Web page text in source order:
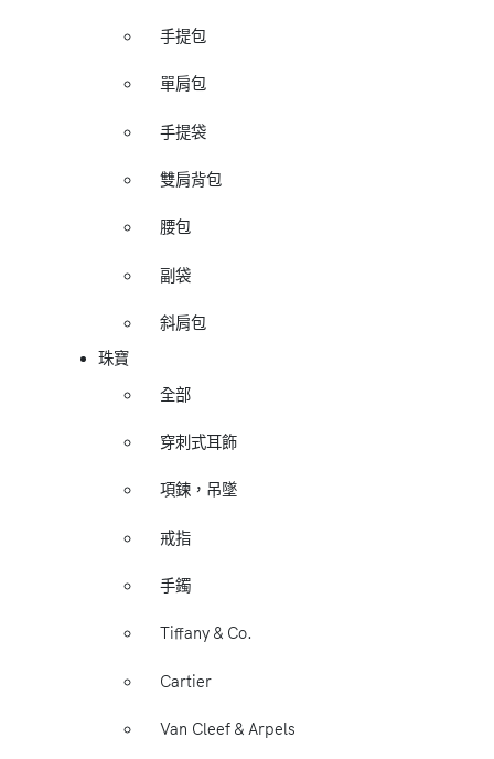
手提包
單肩包
手提袋
雙肩背包
腰包
副袋
斜肩包
珠寶
全部
穿刺式耳飾
項鍊，吊墜
戒指
手鐲
Tiffany & Co.
Cartier
Van Cleef & Arpels